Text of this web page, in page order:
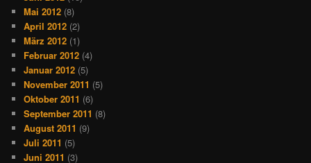
Mai 2012 (8)
April 2012 (2)
März 2012 (1)
Februar 2012 (4)
Januar 2012 (5)
November 2011 (5)
Oktober 2011 (6)
September 2011 (8)
August 2011 (9)
Juli 2011 (5)
Juni 2011 (3)